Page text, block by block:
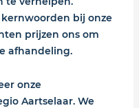
bij onze
prijzen ons om
afhandeling.
onze
Aartselaar. We